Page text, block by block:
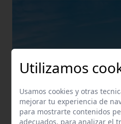
Utilizamos
Usamos cookies y otras
mejorar tu experiencia de
para mostrarte contenidos
adecuados, para analizar el